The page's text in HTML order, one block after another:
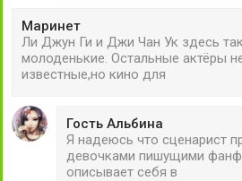
Маринет
Ли Джун Ги и Джи Чан Ук здесь
молоденькие. Остальные актёры
известные,но кино для
Гость Альбина
Я надеюсь что сценарист
девочками пишущими
описывает себя в